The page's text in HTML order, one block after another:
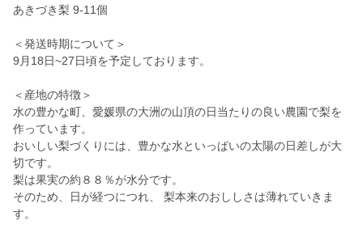
あきづき梨 9-11個
＜発送時期について＞
9月18日~27日頃を予定しております。
＜産地の特徴＞
水の豊かな町、愛媛県の大洲の山頂の日当たりの良い農園で梨を
作っています。
おいしい梨づくりには、豊かな水といっぱいの太陽の日差しが大
切です。
梨は果実の約８８％が水分です。
そのため、日が経つにつれ、 梨本来のおししさは薄れていきま
す。